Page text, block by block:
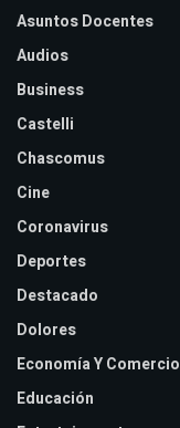
Asuntos Docentes
Audios
Business
Castelli
Chascomus
Cine
Coronavirus
Deportes
Destacado
Dolores
Economía Y Comercio
Educación